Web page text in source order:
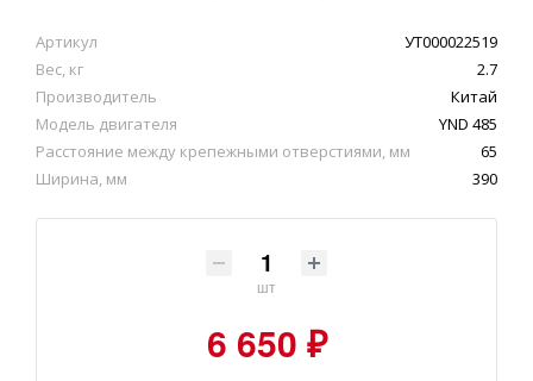
Артикул
УТ000022519
Вес, кг
2.7
Производитель
Китай
Модель двигателя
YND 485
Расстояние между крепежными отверстиями, мм
65
Ширина, мм
390
шт
6 650 ₽